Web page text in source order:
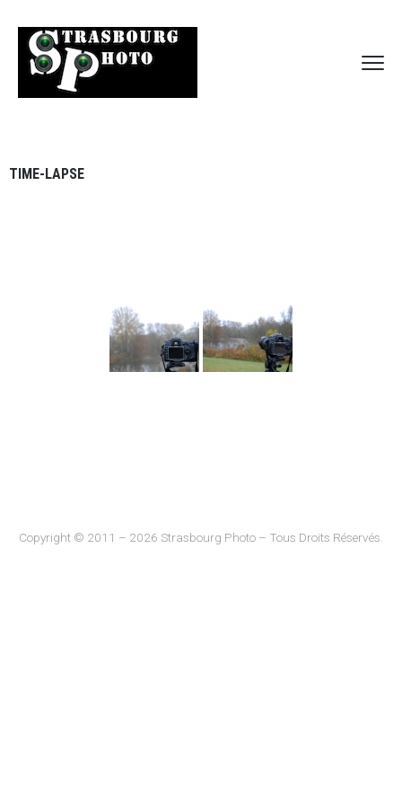
TIME-LAPSE
Copyright © 2011 – 2026 Strasbourg Photo – Tous Droits Réservés.